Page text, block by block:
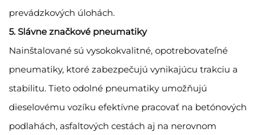
prevádzkových úlohách.
5. Slávne značkové pneumatiky
Nainštalované sú vysokokvalitné, opotrebovateľné
pneumatiky, ktoré zabezpečujú vynikajúcu trakciu a
stabilitu. Tieto odolné pneumatiky umožňujú
dieselovému vozíku efektívne pracovať na betónových
podlahách, asfaltových cestách aj na nerovnom